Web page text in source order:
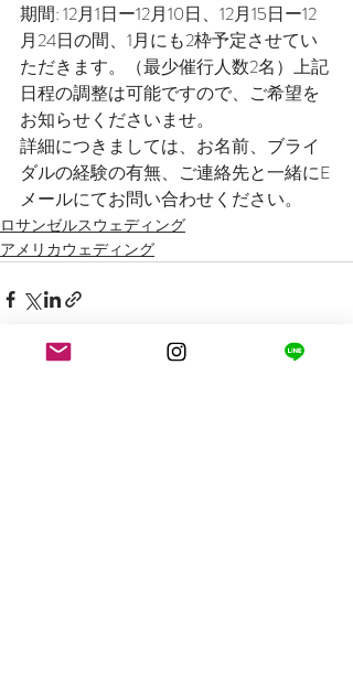
期間: 12月1日ー12月10日、12月15日ー12
月24日の間、1月にも2枠予定させてい
ただきます。（最少催行人数2名）上記
日程の調整は可能ですので、ご希望を
お知らせくださいませ。
詳細につきましては、お名前、ブライ
ダルの経験の有無、ご連絡先と一緒にE
メールにてお問い合わせください。
ロサンゼルスウェディング
アメリカウェディング